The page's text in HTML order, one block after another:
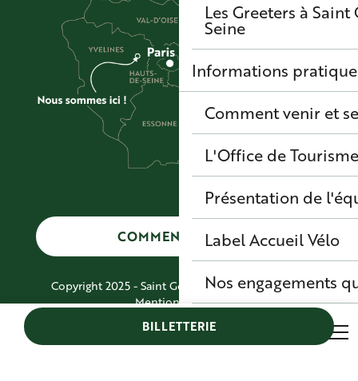
Les Greeters à
Seine
Informations
Comment venir et
L'Office de
Présentation de
Label Accueil Vélo
Nos engagements
BILLETTERIE
COMMENT VENIR ?
Copyright 2025 - Saint Germain Boucles de Seine
Mentions légales
CGV